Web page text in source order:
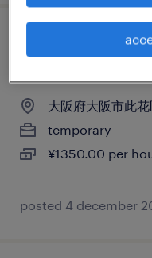
物流・ロジステ
大阪府大阪市此
temporary
¥1350.00 per
posted 4 december